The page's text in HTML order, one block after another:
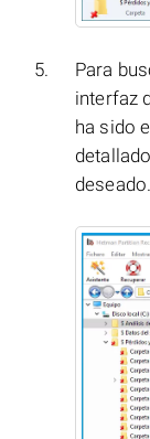
Para
interfaz
ha sido
deseado.